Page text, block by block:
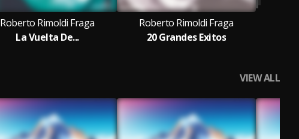
Roberto Rimoldi Fraga
La Vuelta De...
Roberto Rimoldi Fraga
20 Grandes Exitos
VIEW ALL